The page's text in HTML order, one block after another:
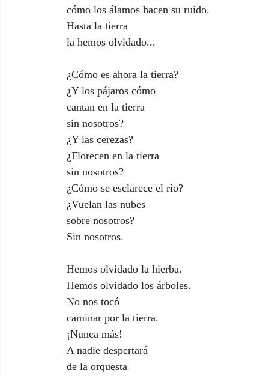
cómo los álamos hacen su ruido.
Hasta la tierra
la hemos olvidado...
¿Cómo es ahora la tierra?
¿Y los pájaros cómo
cantan en la tierra
sin nosotros?
¿Y las cerezas?
¿Florecen en la tierra
sin nosotros?
¿Cómo se esclarece el río?
¿Vuelan las nubes
sobre nosotros?
Sin nosotros.
Hemos olvidado la hierba.
Hemos olvidado los árboles.
No nos tocó
caminar por la tierra.
¡Nunca más!
A nadie despertará
de la orquesta